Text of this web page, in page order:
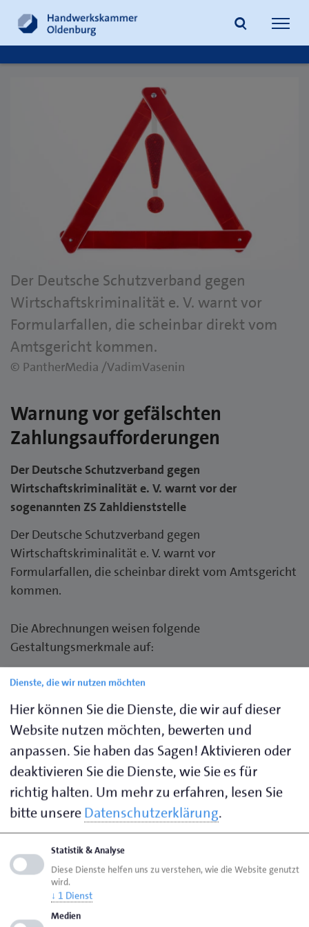
Der Deutsche Schutzverband gegen
Wirtschaftskriminalität e. V. warnt vor
Formularfallen, die scheinbar direkt vom
Amtsgericht kommen.
© PantherMedia /VadimVasenin
Warnung vor gefälschten
Zahlungsaufforderungen
Der Deutsche Schutzverband gegen
Wirtschaftskriminalität e. V. warnt vor der
sogenannten ZS Zahldienststelle
Der Deutsche Schutzverband gegen
Wirtschaftskriminalität e. V. warnt vor
Formularfallen, die scheinbar direkt vom Amtsgericht
kommen.
Die Abrechnungen weisen folgende
Gestaltungsmerkmale auf:
Oben links findet sich das Landeswappen,
daneben der Hinweis Land Bundesland,
Amtsgericht Stadt mit Amtsgericht
Oben rechts wird eine Anordnende Dienstelle
[sic!] mit dem Bearbeiter Herr Schröder
genannt. Auf allen Formularen hat Herr
Schröder die Düsseldorfer Durchwahl 0211-
78178-981378. Die Handelsregisternummer
des angeschriebenen Unternehmens wird als
Kassenzeichen bezeichnet
Das Formular trägt den Titel
Zahlungsaufforderung
Abgerechnet wird ein Betrag von 349,00 € und
zwar für Kassenschuss [sic!] gem. § 13
/GnotKG, Anmeldung Handelsregister
Dienste, die wir nutzen möchten
Hier können Sie die Dienste, die wir auf dieser
Website nutzen möchten, bewerten und
anpassen. Sie haben das Sagen! Aktivieren oder
deaktivieren Sie die Dienste, wie Sie es für
richtig halten. Um mehr zu erfahren, lesen Sie
bitte unsereDatenschutzerklärung.
Statistik & Analyse
Diese Dienste helfen uns zu verstehen, wie die Website genutzt
wird.
↓ 1 Dienst
Medien